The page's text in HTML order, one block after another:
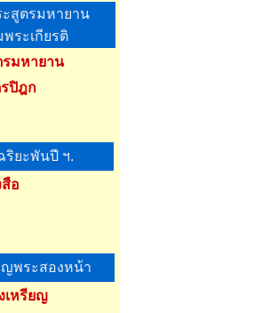
สูตรมหายาน
ระเกียรติ
รมหายาน
ปิฎก
ริยะพันปี ฯ.
อ
ญพระสองหน้า
เหรียญ